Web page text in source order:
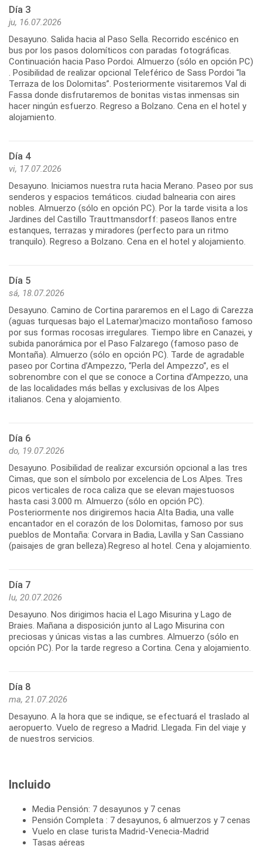
Día 3
ju, 16.07.2026
Desayuno. Salida hacia al Paso Sella. Recorrido escénico en
bus por los pasos dolomíticos con paradas fotográficas.
Continuación hacia Paso Pordoi. Almuerzo (sólo en opción PC)
. Posibilidad de realizar opcional Teleférico de Sass Pordoi “la
Terraza de los Dolomitas”. Posteriormente visitaremos Val di
Fassa donde disfrutaremos de bonitas vistas inmensas sin
hacer ningún esfuerzo. Regreso a Bolzano. Cena en el hotel y
alojamiento.
Día 4
vi, 17.07.2026
Desayuno. Iniciamos nuestra ruta hacia Merano. Paseo por sus
senderos y espacios temáticos. ciudad balnearia con aires
nobles. Almuerzo (sólo en opción PC). Por la tarde visita a los
Jardines del Castillo Trauttmansdorff: paseos llanos entre
estanques, terrazas y miradores (perfecto para un ritmo
tranquilo). Regreso a Bolzano. Cena en el hotel y alojamiento.
Día 5
sá, 18.07.2026
Desayuno. Camino de Cortina pararemos en el Lago di Carezza
(aguas turquesas bajo el Latemar)macizo montañoso famoso
por sus formas rocosas irregulares. Tiempo libre en Canazei, y
subida panorámica por el Paso Falzarego (famoso paso de
Montaña). Almuerzo (sólo en opción PC). Tarde de agradable
paseo por Cortina d’Ampezzo, “Perla del Ampezzo”, es el
sobrenombre con el que se conoce a Cortina d’Ampezzo, una
de las localidades más bellas y exclusivas de los Alpes
italianos. Cena y alojamiento.
Día 6
do, 19.07.2026
Desayuno. Posibilidad de realizar excursión opcional a las tres
Cimas, que son el símbolo por excelencia de Los Alpes. Tres
picos verticales de roca caliza que se elevan majestuosos
hasta casi 3.000 m. Almuerzo (sólo en opción PC).
Posteriormente nos dirigiremos hacia Alta Badia, una valle
encantador en el corazón de los Dolomitas, famoso por sus
pueblos de Montaña: Corvara in Badia, Lavilla y San Cassiano
(paisajes de gran belleza).Regreso al hotel. Cena y alojamiento.
Día 7
lu, 20.07.2026
Desayuno. Nos dirigimos hacia el Lago Misurina y Lago de
Braies. Mañana a disposición junto al Lago Misurina con
preciosas y únicas vistas a las cumbres. Almuerzo (sólo en
opción PC). Por la tarde regreso a Cortina. Cena y alojamiento.
Día 8
ma, 21.07.2026
Desayuno. A la hora que se indique, se efectuará el traslado al
aeropuerto. Vuelo de regreso a Madrid. Llegada. Fin del viaje y
de nuestros servicios.
Incluido
Media Pensión: 7 desayunos y 7 cenas
Pensión Completa : 7 desayunos, 6 almuerzos y 7 cenas
Vuelo en clase turista Madrid-Venecia-Madrid
Tasas aéreas